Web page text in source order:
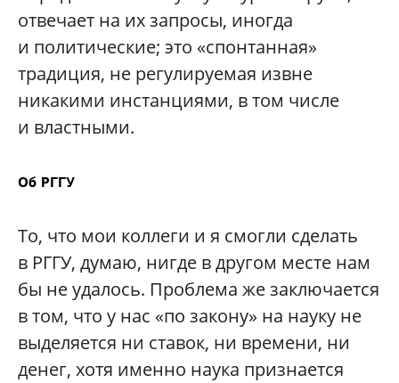
отвечает на их запросы, иногда
и политические; это «спонтанная»
традиция, не регулируемая извне
никакими инстанциями, в том числе
и властными.
Об РГГУ
То, что мои коллеги и я смогли сделать
в РГГУ, думаю, нигде в другом месте нам
бы не удалось. Проблема же заключается
в том, что у нас «по закону» на науку не
выделяется ни ставок, ни времени, ни
денег, хотя именно наука признается